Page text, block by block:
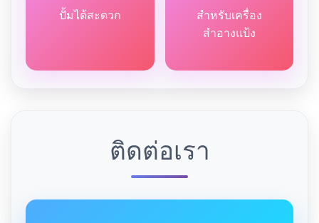
ปั้มได้สะดวก
สำหรับเครื่อง
สำอางแป้ง
ติดต่อเรา